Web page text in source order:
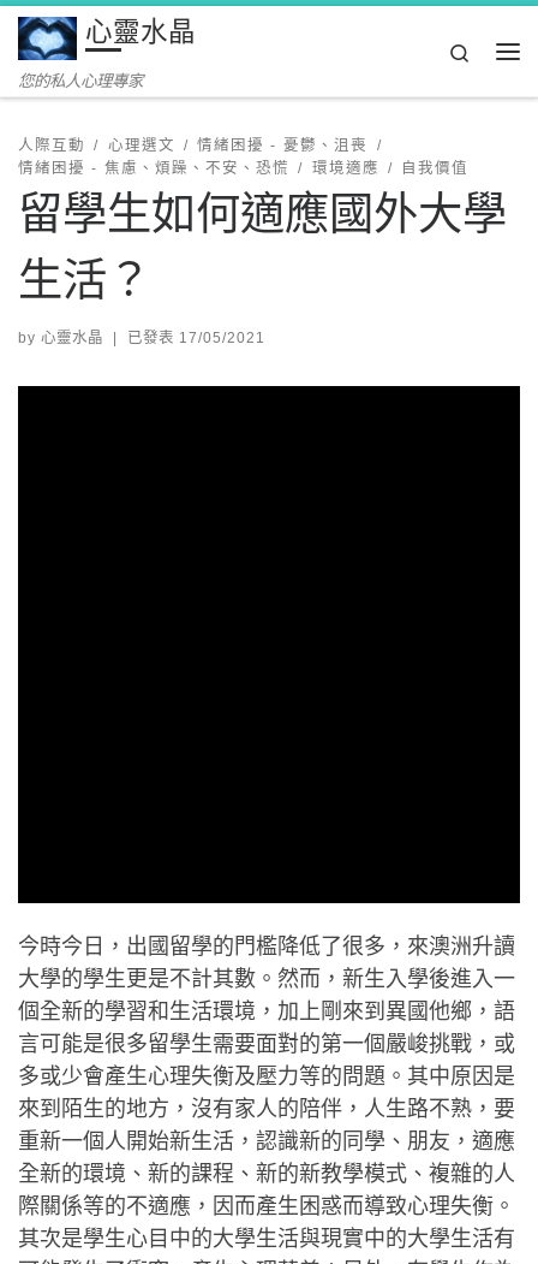
Skip to content
心靈水晶
您的私人心理專家
Search
人際互動 心理選文
情緒困擾 - 憂鬱、沮喪
情緒困擾 - 焦慮、煩躁、不安、恐慌
環境適應 自我價值
留學生如何適應國外大學
生活？
by 心靈水晶 | 已發表 17/05/2021
今時今日，出國留學的門檻降低了很多，來澳洲升讀
大學的學生更是不計其數。然而，新生入學後進入一
個全新的學習和生活環境，加上剛來到異國他鄉，語
言可能是很多留學生需要面對的第一個嚴峻挑戰，或
多或少會產生心理失衡及壓力等的問題。其中原因是
來到陌生的地方，沒有家人的陪伴，人生路不熟，要
重新一個人開始新生活，認識新的同學、朋友，適應
全新的環境、新的課程、新的新教學模式、複雜的人
際關係等的不適應，因而產生困惑而導致心理失衡。
其次是學生心目中的大學生活與現實中的大學生活有